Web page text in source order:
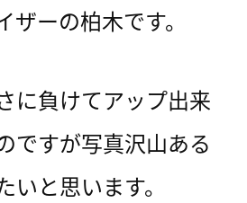
ザーの柏木です。
に負けてアップ出来
ですが写真沢山ある
いと思います。